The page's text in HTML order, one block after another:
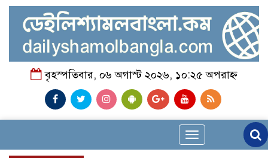
বৃহস্পতিবার, ০৬ অগাস্ট ২০২৬, ১০:২৫ অপরাহ্ন
Toggle
navigation